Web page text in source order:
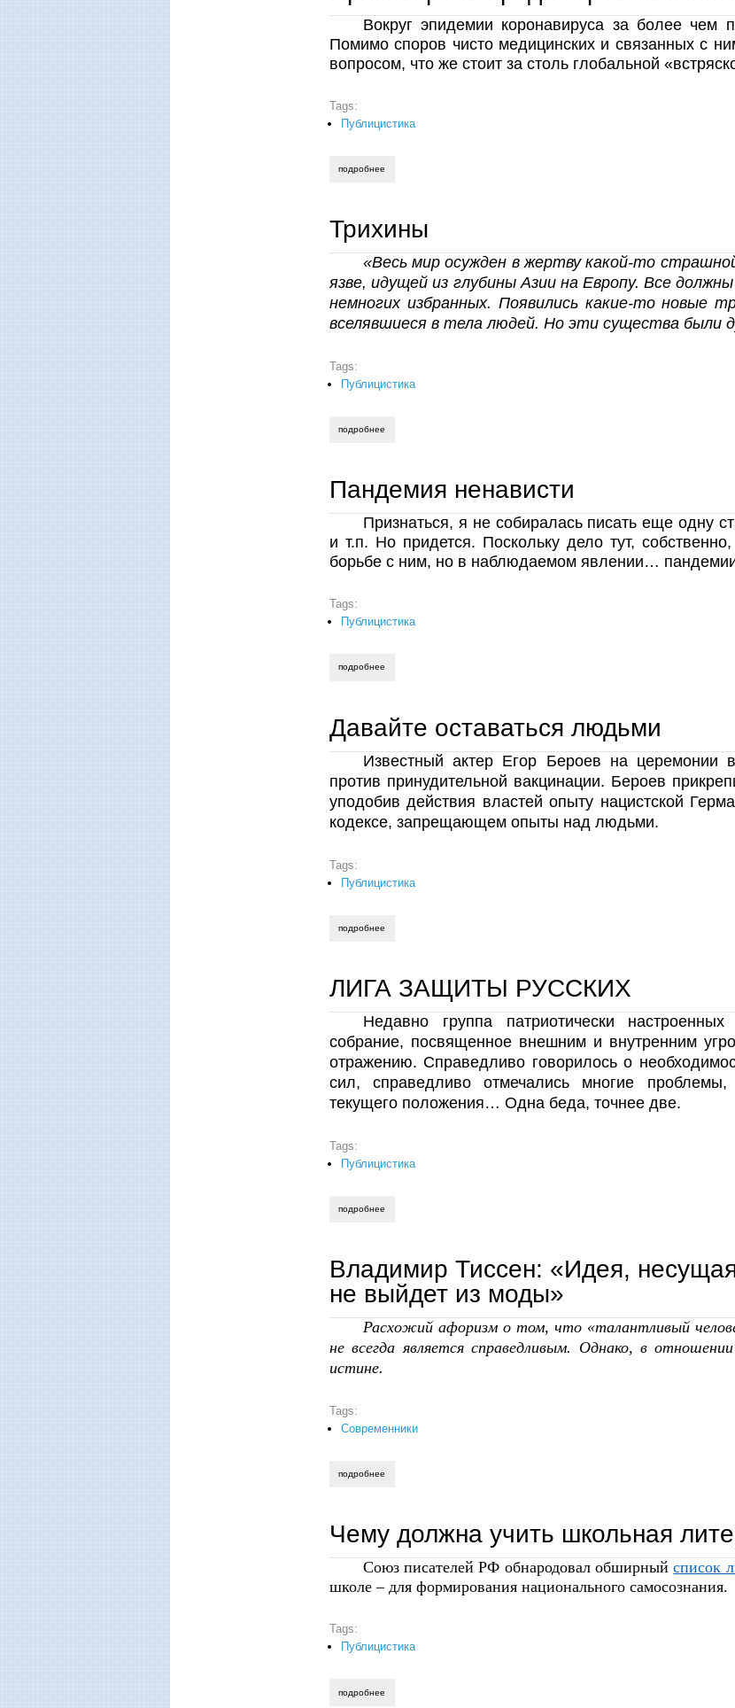
Вокруг эпидемии коронавируса за более чем
Помимо споров чисто медицинских и связанных с
вопросом, что же стоит за столь глобальной
Tags:
Публицистика
подробнее
Трихины
«Весь мир осужден в жертву какой-то
язве, идущей из глубины Азии на Европу. Все
немногих избранных. Появились какие-то новые
вселявшиеся в тела людей. Но эти существа были
Tags:
Публицистика
подробнее
Пандемия ненависти
Признаться, я не собиралась писать еще одну
и т.п. Но придется. Поскольку дело тут,
борьбе с ним, но в наблюдаемом явлении…
Tags:
Публицистика
подробнее
Давайте оставаться людьми
Известный актер Егор Бероев на церемонии
против принудительной вакцинации. Бероев
уподобив действия властей опыту нацистской
кодексе, запрещающем опыты над людьми.
Tags:
Публицистика
подробнее
ЛИГА ЗАЩИТЫ РУССКИХ
Недавно группа патриотически
собрание, посвященное внешним и внутренним
отражению. Справедливо говорилось о
сил, справедливо отмечались многие
текущего положения… Одна беда, точнее две.
Tags:
Публицистика
подробнее
Владимир Тиссен: «Идея, несущая
не выйдет из моды»
Расхожий афоризм о том, что «талантливый
не всегда является справедливым. Однако, в
истине.
Tags:
Современники
подробнее
Чему должна учить школьная
Союз писателей РФ обнародовал обширныйсписок
школе – для формирования национального самосознания.
Tags:
Публицистика
подробнее